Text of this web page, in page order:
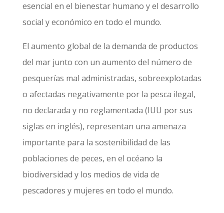
esencial en el bienestar humano y el desarrollo
social y económico en todo el mundo.
El aumento global de la demanda de productos
del mar junto con un aumento del número de
pesquerías mal administradas, sobreexplotadas
o afectadas negativamente por la pesca ilegal,
no declarada y no reglamentada (IUU por sus
siglas en inglés), representan una amenaza
importante para la sostenibilidad de las
poblaciones de peces, en el océano la
biodiversidad y los medios de vida de
pescadores y mujeres en todo el mundo.